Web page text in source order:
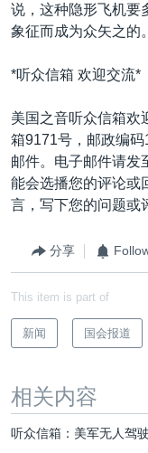
说，这种隐形飞机要
象征而成为众矢之的。
*听众信箱 欢迎交流*
美国之音听众信箱欢
箱9171号，邮政编
邮件。电子邮件请发
能会选播您的评论或
言，写下您的问题或
分享
This item is part of
新闻 国会报道
相关内容
听众信箱：美军无人驾